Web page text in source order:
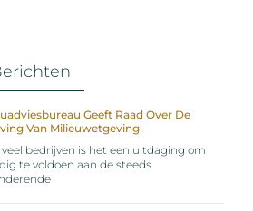
Geeft Raad Over De
Van Milieuwetgeving
veel bedrijven is het een uitdaging om
te voldoen aan de steeds